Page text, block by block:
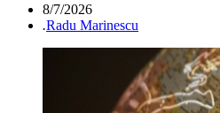
8/7/2026
.Radu Marinescu